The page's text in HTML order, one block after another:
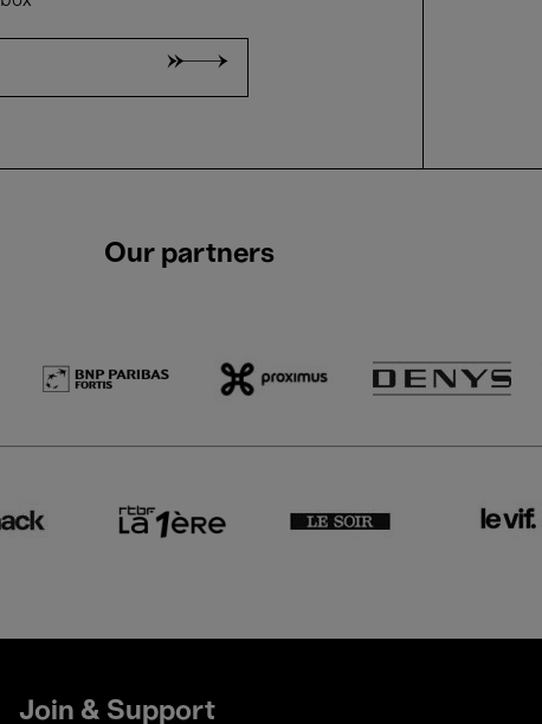
Our partners
Join & Support